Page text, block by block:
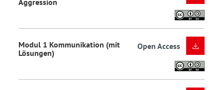
Aggression
Modul 1 Kommunikation (mit
Lösungen)
Open Access